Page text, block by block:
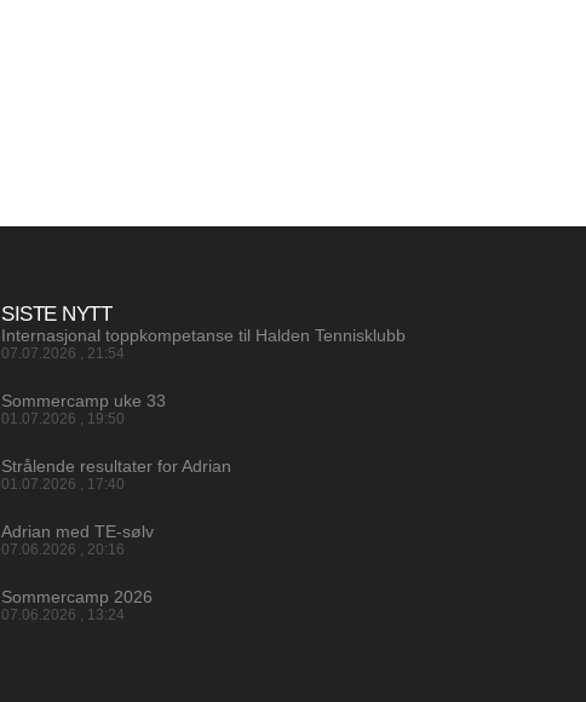
SISTE NYTT
Internasjonal toppkompetanse til Halden Tennisklubb
07.07.2026 21:54
Sommercamp uke 33
01.07.2026 19:50
Strålende resultater for Adrian
01.07.2026 17:40
Adrian med TE-sølv
07.06.2026 20:16
Sommercamp 2026
07.06.2026 13:24